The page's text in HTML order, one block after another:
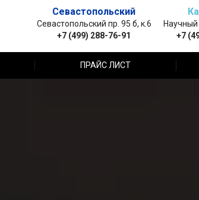
Севастопольский
Севастопольский пр. 95 б, к.6
+7 (499) 288-76-91
Научный
+7
ПРАЙС ЛИСТ